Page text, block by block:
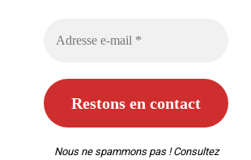
Nous ne spammons pas ! Consultez